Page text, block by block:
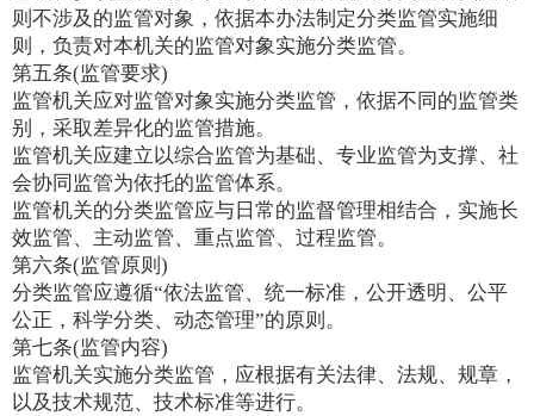
则不涉及的监管对象，依据本办法制定分类监管实施细
则，负责对本机关的监管对象实施分类监管。
第五条(监管要求)
监管机关应对监管对象实施分类监管，依据不同的监管类
别，采取差异化的监管措施。
监管机关应建立以综合监管为基础、专业监管为支撑、社
会协同监管为依托的监管体系。
监管机关的分类监管应与日常的监督管理相结合，实施长
效监管、主动监管、重点监管、过程监管。
第六条(监管原则)
分类监管应遵循“依法监管、统一标准，公开透明、公平
公正，科学分类、动态管理”的原则。
第七条(监管内容)
监管机关实施分类监管，应根据有关法律、法规、规章，
以及技术规范、技术标准等进行。